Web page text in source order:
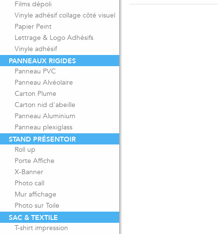
Films dépoli
Vinyle adhésif collage côté visuel
Papier Peint
Lettrage & Logo Adhésifs
Vinyle adhésif
PANNEAUX RIGIDES
Panneau PVC
Panneau Alvéolaire
Carton Plume
Carton nid d'abeille
Panneau Aluminium
Panneau plexiglass
STAND PRÉSENTOIR
Roll up
Porte Affiche
X-Banner
Photo call
Mur affichage
Photo sur Toile
SAC & TEXTILE
T-shirt impression